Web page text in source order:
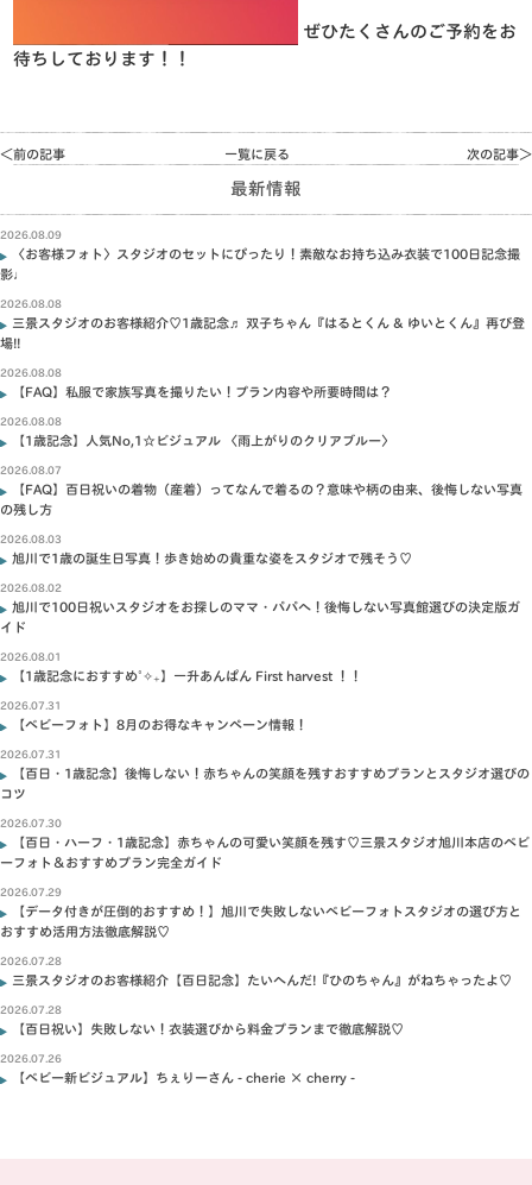
ぜひたくさんのご予約をお
待ちしております！！
＜前の記事 次の記事＞
一覧に戻る
最新情報
2026.08.09
〈お客様フォト〉スタジオのセットにぴったり！素敵なお持ち込み衣装で100日記念撮
影♩
2026.08.08
三景スタジオのお客様紹介♡1歳記念♬ 双子ちゃん『はるとくん & ゆいとくん』再び登
場!!
2026.08.08
【FAQ】私服で家族写真を撮りたい！プラン内容や所要時間は？
2026.08.08
【1歳記念】人気No,1☆ビジュアル 〈雨上がりのクリアブルー〉
2026.08.07
【FAQ】百日祝いの着物（産着）ってなんで着るの？意味や柄の由来、後悔しない写真
の残し方
2026.08.03
旭川で1歳の誕生日写真！歩き始めの貴重な姿をスタジオで残そう♡
2026.08.02
旭川で100日祝いスタジオをお探しのママ・パパへ！後悔しない写真館選びの決定版ガ
イド
2026.08.01
【1歳記念におすすめ˚✧₊】一升あんぱん First harvest ！！
2026.07.31
【ベビーフォト】8月のお得なキャンペーン情報！
2026.07.31
【百日・1歳記念】後悔しない！赤ちゃんの笑顔を残すおすすめプランとスタジオ選びの
コツ
2026.07.30
【百日・ハーフ・1歳記念】赤ちゃんの可愛い笑顔を残す♡三景スタジオ旭川本店のベビ
ーフォト＆おすすめプラン完全ガイド
2026.07.29
【データ付きが圧倒的おすすめ！】旭川で失敗しないベビーフォトスタジオの選び方と
おすすめ活用方法徹底解説♡
2026.07.28
三景スタジオのお客様紹介【百日記念】たいへんだ!『ひのちゃん』がねちゃったよ♡
2026.07.28
【百日祝い】失敗しない！衣装選びから料金プランまで徹底解説♡
2026.07.26
【ベビー新ビジュアル】ちぇりーさん - cherie × cherry -